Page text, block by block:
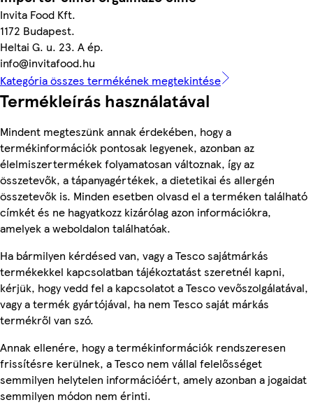
Invita Food Kft.
1172 Budapest.
Heltai G. u. 23. A ép.
info@invitafood.hu
Kategória összes termékének megtekintése
Termékleírás használatával
Mindent megteszünk annak érdekében, hogy a
termékinformációk pontosak legyenek, azonban az
élelmiszertermékek folyamatosan változnak, így az
összetevők, a tápanyagértékek, a dietetikai és allergén
összetevők is. Minden esetben olvasd el a terméken található
címkét és ne hagyatkozz kizárólag azon információkra,
amelyek a weboldalon találhatóak.
Ha bármilyen kérdésed van, vagy a Tesco sajátmárkás
termékekkel kapcsolatban tájékoztatást szeretnél kapni,
kérjük, hogy vedd fel a kapcsolatot a Tesco vevőszolgálatával,
vagy a termék gyártójával, ha nem Tesco saját márkás
termékről van szó.
Annak ellenére, hogy a termékinformációk rendszeresen
frissítésre kerülnek, a Tesco nem vállal felelősséget
semmilyen helytelen információért, amely azonban a jogaidat
semmilyen módon nem érinti.